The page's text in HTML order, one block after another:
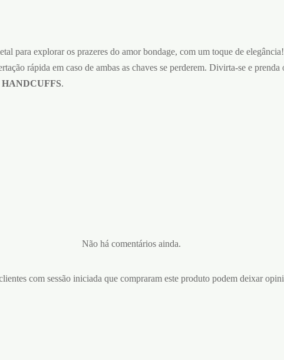
para explorar os prazeres do amor bondage, com um toque de
rápida em caso de ambas as chaves se perderem. Divirta-se e
.
Não há comentários ainda.
com sessão iniciada que compraram este produto podem deixar